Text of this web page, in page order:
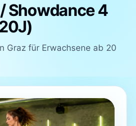
Showdance 4
Graz für Erwachsene ab 20